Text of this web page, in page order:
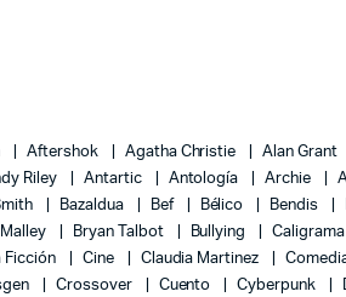
Aftershok Agatha Christie Alan Grant
Riley Antartic Antología Archie
Bazaldua Bef Bélico Bendis
Bryan Talbot Bullying Caligrama
Ficción Cine Claudia Martinez
Crossover Cuento Cyberpunk